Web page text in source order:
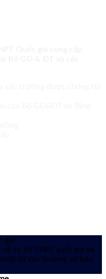
gia
về kỳ thi THPT quốc gia và
từ các trường và báo